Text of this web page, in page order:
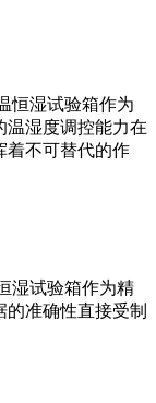
恒湿试验箱作为
温湿度调控能力在
着不可替代的作
湿试验箱作为精
准确性直接受制